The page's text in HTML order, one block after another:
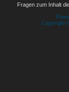
Fragen zum Inhalt
Copyright